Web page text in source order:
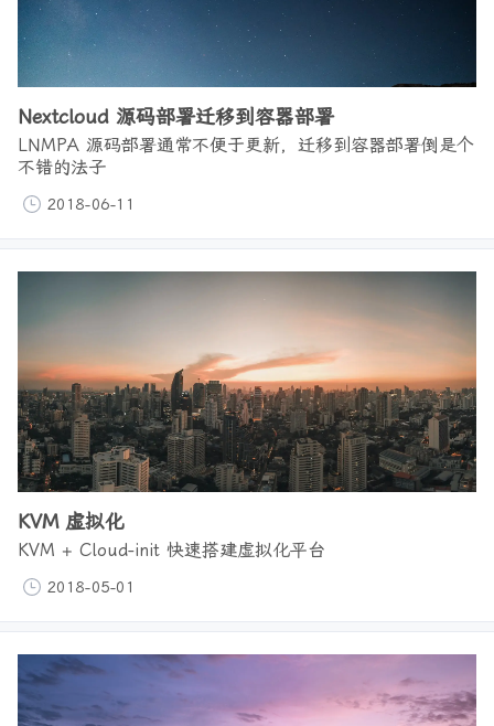
Nextcloud 源码部署迁移到容器部署
LNMPA 源码部署通常不便于更新，迁移到容器部署倒是个
不错的法子
2018-06-11
KVM 虚拟化
KVM + Cloud-init 快速搭建虚拟化平台
2018-05-01